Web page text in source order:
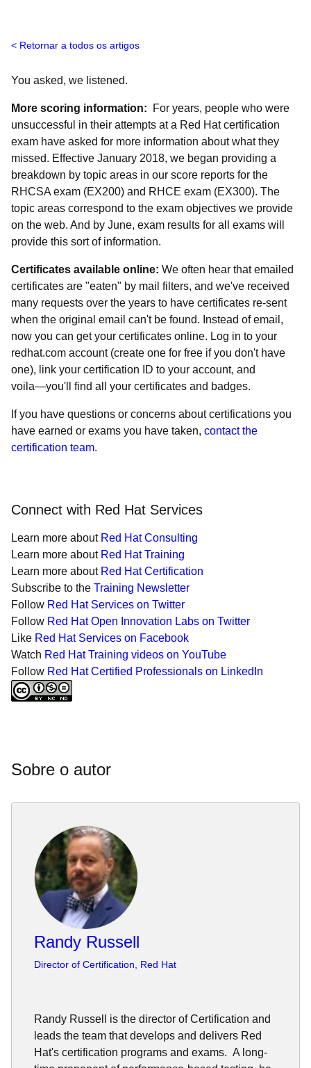
Retornar a todos os artigos
You asked, we listened.
More scoring information:
For years, people who were
unsuccessful in their attempts at a Red Hat certification
exam have asked for more information about what they
missed. Effective January 2018, we began providing a
breakdown by topic areas in our score reports for the
RHCSA exam (EX200) and RHCE exam (EX300). The
topic areas correspond to the exam objectives we provide
on the web. And by June, exam results for all exams will
provide this sort of information.
Certificates available online: We often hear that emailed
certificates are "eaten" by mail filters, and we've received
many requests over the years to have certificates re-sent
when the original email can't be found. Instead of email,
now you can get your certificates online. Log in to your
redhat.com account (create one for free if you don't have
one), link your certification ID to your account, and
voila―you'll find all your certificates and badges.
If you have questions or concerns about certifications you
have earned or exams you have taken, contact the
certification team.
Connect with Red Hat Services
Learn more about Red Hat Consulting
Learn more about Red Hat Training
Learn more about Red Hat Certification
Subscribe to the Training Newsletter
Follow Red Hat Services on Twitter
Follow Red Hat Open Innovation Labs on Twitter
Like Red Hat Services on Facebook
Watch Red Hat Training videos on YouTube
Follow Red Hat Certified Professionals on LinkedIn
Sobre o autor
Randy Russell
Director of Certification, Red Hat
Randy Russell is the director of Certification and
leads the team that develops and delivers Red
Hat's certification programs and exams. A long-